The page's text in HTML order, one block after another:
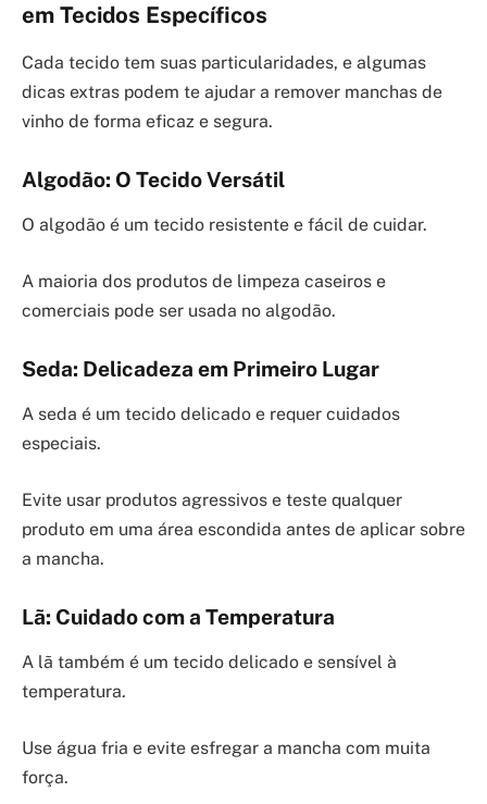
em Tecidos Específicos
Cada tecido tem suas particularidades, e algumas
dicas extras podem te ajudar a remover manchas de
vinho de forma eficaz e segura.
Algodão: O Tecido Versátil
O algodão é um tecido resistente e fácil de cuidar.
A maioria dos produtos de limpeza caseiros e
comerciais pode ser usada no algodão.
Seda: Delicadeza em Primeiro Lugar
A seda é um tecido delicado e requer cuidados
especiais.
Evite usar produtos agressivos e teste qualquer
produto em uma área escondida antes de aplicar sobre
a mancha.
Lã: Cuidado com a Temperatura
A lã também é um tecido delicado e sensível à
temperatura.
Use água fria e evite esfregar a mancha com muita
força.